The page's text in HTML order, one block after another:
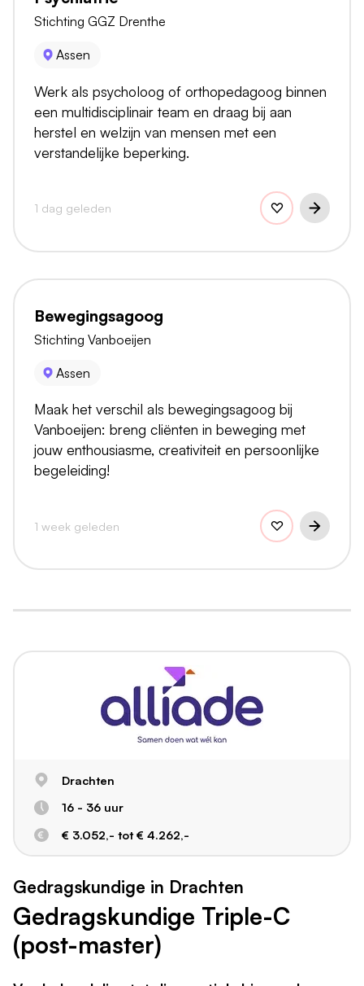
Stichting GGZ Drenthe
Assen
Werk als psycholoog of orthopedagoog binnen
een multidisciplinair team en draag bij aan
herstel en welzijn van mensen met een
verstandelijke beperking.
1 dag geleden
Bewegingsagoog
Stichting Vanboeijen
Assen
Maak het verschil als bewegingsagoog bij
Vanboeijen: breng cliënten in beweging met
jouw enthousiasme, creativiteit en persoonlijke
begeleiding!
1 week geleden
Drachten
16 - 36 uur
€ 3.052,- tot € 4.262,-
Gedragskundige in Drachten
Gedragskundige Triple-C
(post-master)